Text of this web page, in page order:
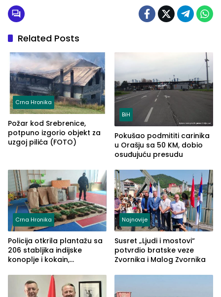
Related Posts
Crna Hronika
Požar kod Srebrenice,
potpuno izgorio objekt za
uzgoj pilića (FOTO)
BiH
Pokušao podmititi carinika
u Orašju sa 50 KM, dobio
osuđujuću presudu
Crna Hronika
Policija otkrila plantažu sa
206 stabljika indijske
konoplje i kokain,
(FOTO)
Najnovije
Susret „Ljudi i mostovi“
potvrdio bratske veze
Zvornika i Malog Zvornika